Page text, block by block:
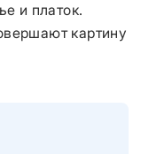
и платок.
картину